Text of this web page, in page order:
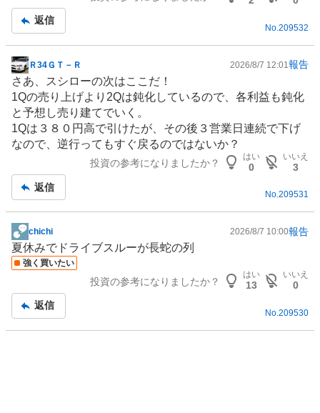
2
%
売
り
た
い
0
%
強
売
り
た
い
0
返信
No. 209532
掲
示
板
記
事
Ｒ34ＧＴ－Ｒ 2026/8/7 12:01 報告
さあ、スシローの次はここだ！
1Qの売り上げより2Qは鈍化しているので、各利益も鈍化
と予想し売り建てでいく。
1Qは３８０円高で引けたが、その後３営業日連続で下げ
なので、逆行ってもすぐ戻るのではないか？
投資の参考になりましたか？
はい
0
いいえ
3
返信
No.209531
掲
示
板
chichi 2026/8/7 10:00報告
夏休みでドライブスルーが長蛇の列
強く買いたい
投資の参考になりましたか？
はい
13
いいえ
0
返信
No. 209530